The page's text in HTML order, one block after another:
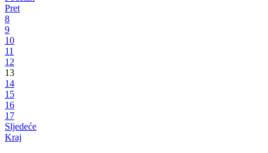
Pret
8
9
10
11
12
13
14
15
16
17
Sljedeće
Kraj